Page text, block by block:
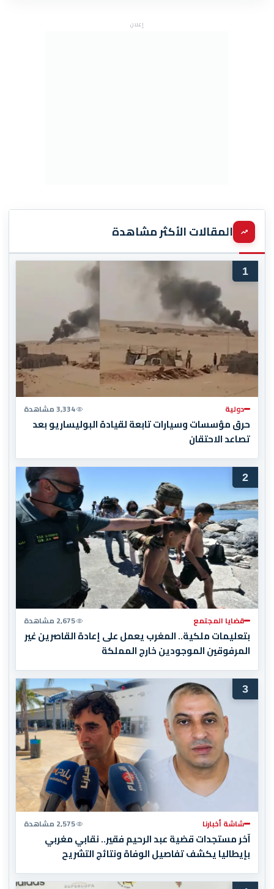
إعلان
المقالات الأكثر مشاهدة
1
دولية 3,334 مشاهدة
حرق مؤسسات وسيارات تابعة لقيادة البوليساريو بعد
تصاعد الاحتقان
2
قضايا المجتمع 2,675 مشاهدة
بتعليمات ملكية.. المغرب يعمل على إعادة القاصرين غير
المرفوقين الموجودين خارج المملكة
3
شاشة أخبارنا 2,575 مشاهدة
آخر مستجدات قضية عبد الرحيم فقير.. نقابي مغربي
بإيطاليا يكشف تفاصيل الوفاة ونتائج التشريح